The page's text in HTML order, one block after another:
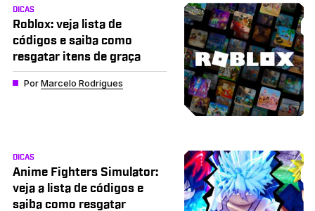
DICAS
Roblox: veja lista de
códigos e saiba como
resgatar itens de graça
PorMarcelo Rodrigues
DICAS
Anime Fighters Simulator:
veja a lista de códigos e
saiba como resgatar